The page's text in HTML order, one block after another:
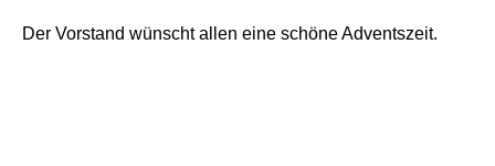
Der Vorstand wünscht allen eine schöne Adventszeit.